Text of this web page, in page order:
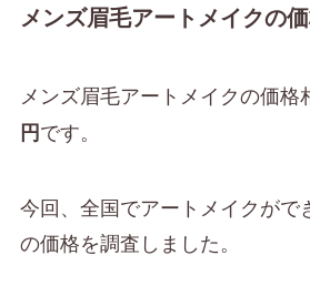
メンズ眉毛アートメイクの
メンズ眉毛アートメイクの価格
円です。
今回、全国でアートメイクがで
の価格を調査しました。